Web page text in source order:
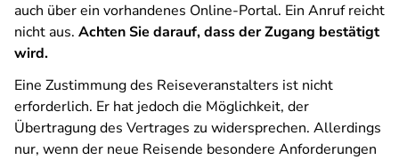
auch über ein vorhandenes Online-Portal. Ein Anruf reicht
nicht aus. Achten Sie darauf, dass der Zugang bestätigt
wird.
Eine Zustimmung des Reiseveranstalters ist nicht
erforderlich. Er hat jedoch die Möglichkeit, der
Übertragung des Vertrages zu widersprechen. Allerdings
nur, wenn der neue Reisende besondere Anforderungen